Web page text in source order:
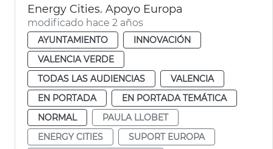
Energy Cities. Apoyo Europa
modificado hace 2 años
AYUNTAMIENTO
INNOVACIÓN
VALENCIA VERDE
TODAS LAS AUDIENCIAS
VALENCIA
EN PORTADA
EN PORTADA TEMÁTICA
NORMAL
PAULA LLOBET
ENERGY CITIES
SUPORT EUROPA